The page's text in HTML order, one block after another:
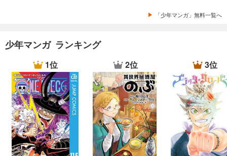
「少年マンガ」無料一覧へ
少年マンガ ランキング
1位 2位 3位